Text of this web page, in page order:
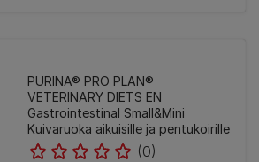
PURINA® PRO PLAN®
VETERINARY DIETS EN
Gastrointestinal Small&Mini
Kuivaruoka aikuisille ja pentukoirille
(0)